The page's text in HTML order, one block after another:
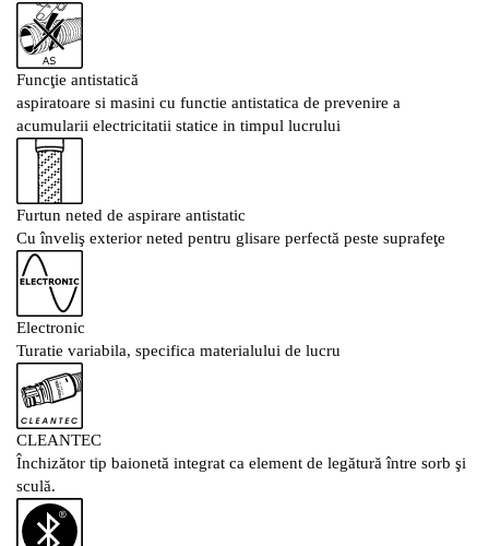
Funcţie antistatică
aspiratoare si masini cu functie antistatica de prevenire a
acumularii electricitatii statice in timpul lucrului
Furtun neted de aspirare antistatic
Cu înveliş exterior neted pentru glisare perfectă peste suprafeţe
Electronic
Turatie variabila, specifica materialului de lucru
CLEANTEC
Închizător tip baionetă integrat ca element de legătură între sorb şi
sculă.